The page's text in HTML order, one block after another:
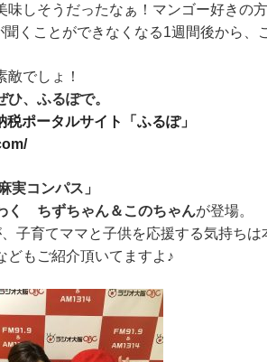
味しそうだったなぁ！マンゴー好きの方
くことができなくなる1週間後から、
敵でしょ！
、ふるぽで。
ポータルサイト「ふるぽ」
実コンパス」
く ちずちゃん＆このちゃんが登場。
子育てママと子供を応援する気持ちは
どもご紹介頂いてますよ♪